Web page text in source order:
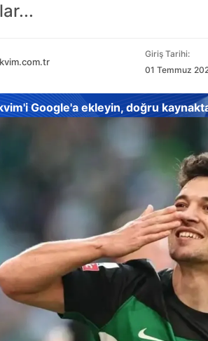
Giriş Tarihi:
01 Temmuz
Google'a ekleyin, doğru